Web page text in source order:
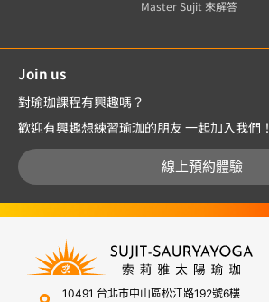
10491 台北市中山區松江路192號6樓
Master Sujit 來解答
Join us
對瑜珈課程有興趣嗎？
歡迎有興趣想練習瑜珈的朋友 一起加入我們！
線上預約體驗